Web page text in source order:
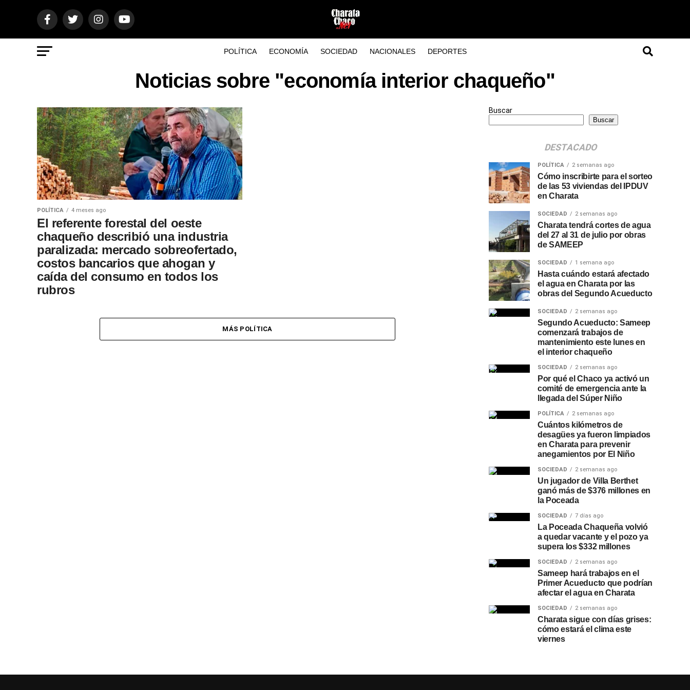
POLÍTICA ECONOMÍA SOCIEDAD NACIONALES DEPORTES
Noticias sobre "economía interior chaqueño"
POLÍTICA 4 meses ago
El referente forestal del oeste
chaqueño describió una industria
paralizada: mercado sobreofertado,
costos bancarios que ahogan y
caída del consumo en todos los
rubros
Asociación Empresaria y Forestal del Oeste
Chaqueño, enumeró los factores que paralizan alMÁS POLÍTICA
Buscar
Buscar
DESTACADO
POLÍTICA 2 semanas ago
Cómo inscribirte para el sorteo
de las 53 viviendas del IPDUV
en Charata
SOCIEDAD 2 semanas ago
Charata tendrá cortes de agua
del 27 al 31 de julio por obras
de SAMEEP
SOCIEDAD 1 semana ago
Hasta cuándo estará afectado
el agua en Charata por las
obras del Segundo Acueducto
SOCIEDAD 2 semanas ago
Segundo Acueducto: Sameep
comenzará trabajos de
mantenimiento este lunes en
el interior chaqueño
SOCIEDAD 2 semanas ago
Por qué el Chaco ya activó un
comité de emergencia ante la
llegada del Súper Niño
POLÍTICA 2 semanas ago
Cuántos kilómetros de
desagües ya fueron limpiados
en Charata para prevenir
anegamientos por El Niño
SOCIEDAD 2 semanas ago
Un jugador de Villa Berthet
ganó más de $376 millones en
la Poceada
SOCIEDAD 7 días ago
La Poceada Chaqueña volvió
a quedar vacante y el pozo ya
supera los $332 millones
SOCIEDAD 2 semanas ago
Sameep hará trabajos en el
Primer Acueducto que podrían
afectar el agua en Charata
SOCIEDAD 2 semanas ago
Charata sigue con días grises:
cómo estará el clima este
viernes